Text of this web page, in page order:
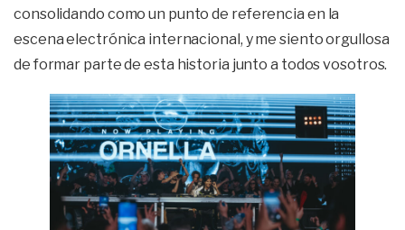
consolidando como un punto de referencia en la
escena electrónica internacional, y me siento orgullosa
de formar parte de esta historia junto a todos vosotros.